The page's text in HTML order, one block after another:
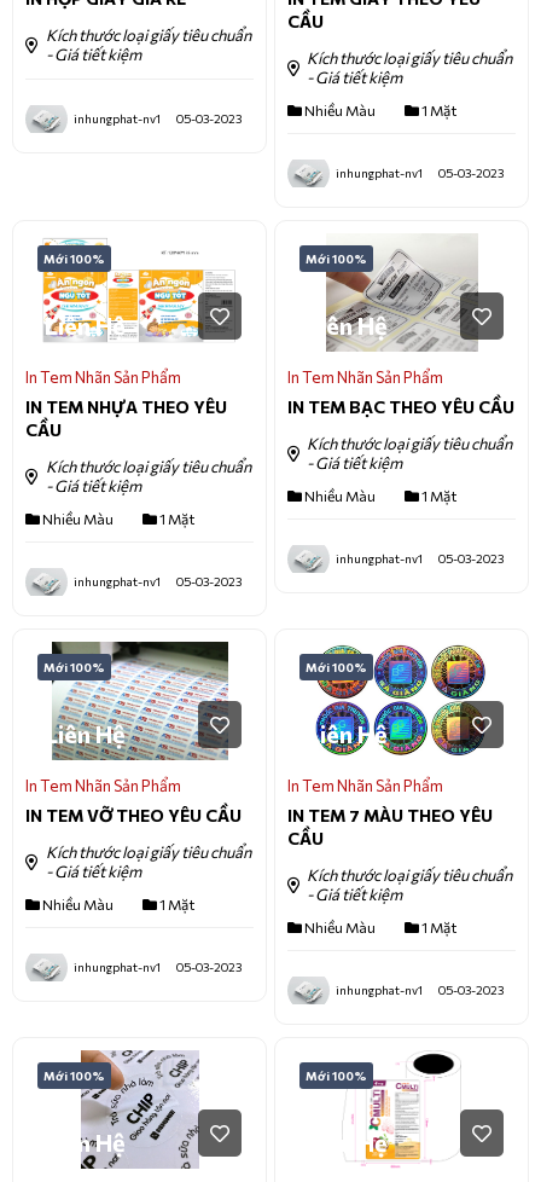
Kích thước loại giấy tiêu chuẩn
- Giá tiết kiệm
inhungphat-nv1 05-03-2023
CẦU
Kích thước loại giấy tiêu chuẩn
- Giá tiết kiệm
Nhiều Màu 1 Mặt
inhungphat-nv1 05-03-2023
Mới 100%
Liên Hệ
In Tem Nhãn Sản Phẩm
IN TEM NHỰA THEO YÊU
CẦU
Kích thước loại giấy tiêu chuẩn
- Giá tiết kiệm
Nhiều Màu 1 Mặt
inhungphat-nv1 05-03-2023
Mới 100%
Liên Hệ
In Tem Nhãn Sản Phẩm
IN TEM BẠC THEO YÊU CẦU
Kích thước loại giấy tiêu chuẩn
- Giá tiết kiệm
Nhiều Màu 1 Mặt
inhungphat-nv1 05-03-2023
Mới 100%
Liên Hệ
In Tem Nhãn Sản Phẩm
IN TEM VỠ THEO YÊU CẦU
Kích thước loại giấy tiêu chuẩn
- Giá tiết kiệm
Nhiều Màu 1 Mặt
inhungphat-nv1 05-03-2023
Mới 100%
Liên Hệ
In Tem Nhãn Sản Phẩm
IN TEM 7 MÀU THEO YÊU
CẦU
Kích thước loại giấy tiêu chuẩn
- Giá tiết kiệm
Nhiều Màu 1 Mặt
inhungphat-nv1 05-03-2023
Mới 100%
Liên Hệ
Mới 100%
Liên Hệ